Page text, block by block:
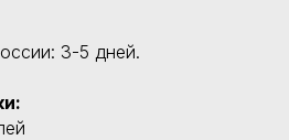
3-5 дней.